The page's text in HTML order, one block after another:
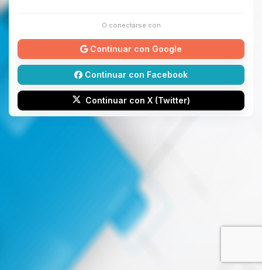
O conectarse con
Continuar con Google
Continuar con Facebook
Continuar con X (Twitter)